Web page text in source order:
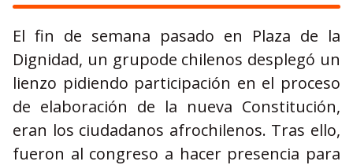
El fin de semana pasado en Plaza de la
Dignidad, un grupode chilenos desplegó un
lienzo pidiendo participación en el proceso
de elaboración de la nueva Constitución,
eran los ciudadanos afrochilenos. Tras ello,
fueron al congreso a hacer presencia para